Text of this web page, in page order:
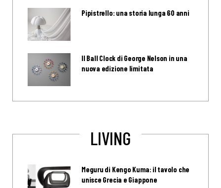
Pipistrello: una storia lunga 60 anni
Il Ball Clock di George Nelson in una
nuova edizione limitata
LIVING
Meguru di Kengo Kuma: il tavolo che
unisce Grecia e Giappone